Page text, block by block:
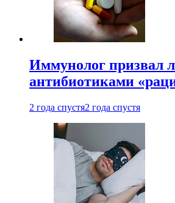
Иммунолог призвал
антибиотиками
2 года спустя2 года спустя